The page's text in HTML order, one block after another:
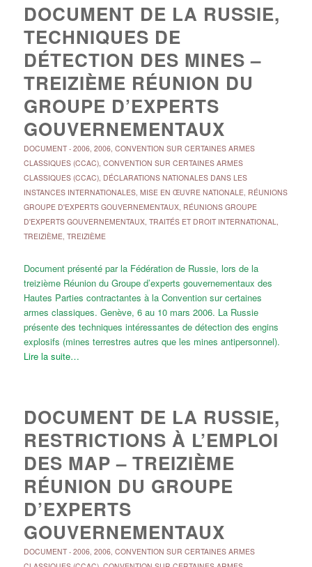
DOCUMENT DE LA RUSSIE,
TECHNIQUES DE
DÉTECTION DES MINES –
TREIZIÈME RÉUNION DU
GROUPE D’EXPERTS
GOUVERNEMENTAUX
DOCUMENT- 2006, 2006, CONVENTION SUR CERTAINES ARMES
CLASSIQUES (CCAC), CONVENTION SUR CERTAINES ARMES
CLASSIQUES (CCAC), DÉCLARATIONS NATIONALES DANS LES
INSTANCES INTERNATIONALES, MISE EN ŒUVRE NATIONALE, RÉUNIONS
GROUPE D'EXPERTS GOUVERNEMENTAUX, RÉUNIONS GROUPE
D'EXPERTS GOUVERNEMENTAUX, TRAITÉS ET DROIT INTERNATIONAL,
TREIZIÈME, TREIZIÈME
Document présenté par la Fédération de Russie, lors de la
treizième Réunion du Groupe d’experts gouvernementaux des
Hautes Parties contractantes à la Convention sur certaines
armes classiques. Genève, 6 au 10 mars 2006. La Russie
présente des techniques intéressantes de détection des engins
explosifs (mines terrestres autres que les mines antipersonnel).
Lire la suite…
DOCUMENT DE LA RUSSIE,
RESTRICTIONS À L’EMPLOI
DES MAP – TREIZIÈME
RÉUNION DU GROUPE
D’EXPERTS
GOUVERNEMENTAUX
DOCUMENT- 2006, 2006, CONVENTION SUR CERTAINES ARMES